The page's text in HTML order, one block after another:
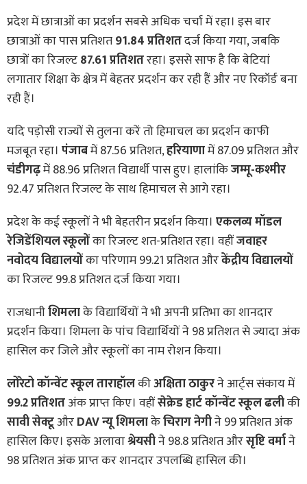
प्रदेश में छात्राओं का प्रदर्शन सबसे अधिक चर्चा में रहा। इस बार
छात्राओं का पास प्रतिशत91.84 प्रतिशतदर्ज किया गया, जबकि
छात्रों का रिजल्ट87.61 प्रतिशतरहा। इससे साफ है कि बेटियां
लगातार शिक्षा के क्षेत्र में बेहतर प्रदर्शन कर रही हैं और नए रिकॉर्ड बना
रही हैं।
यदि पड़ोसी राज्यों से तुलना करें तो हिमाचल का प्रदर्शन काफी
मजबूत रहा। पंजाबमें 87.56 प्रतिशत,हरियाणामें 87.09 प्रतिशत और
चंडीगढ़में 88.96 प्रतिशत विद्यार्थी पास हुए। हालांकिजम्मू-कश्मीर
92.47 प्रतिशत रिजल्ट के साथ हिमाचल से आगे रहा।
प्रदेश के कई स्कूलों ने भी बेहतरीन प्रदर्शन किया। एकलव्य मॉडल
रेजिडेंशियल स्कूलोंका रिजल्ट शत-प्रतिशत रहा। वहींजवाहर
नवोदय विद्यालयोंका परिणाम 99.21 प्रतिशत औरकेंद्रीय विद्यालयों
का रिजल्ट 99.8 प्रतिशत दर्ज किया गया।
राजधानीशिमलाके विद्यार्थियों ने भी अपनी प्रतिभा का शानदार
प्रदर्शन किया। शिमला के पांच विद्यार्थियों ने 98 प्रतिशत से ज्यादा अंक
हासिल कर जिले और स्कूलों का नाम रोशन किया।
लोरेटो कॉन्वेंट स्कूल ताराहॉलकीअक्षिता ठाकुरने आर्ट्स संकाय में
99.2 प्रतिशतअंक प्राप्त किए। वहींसेक्रेड हार्ट कॉन्वेंट स्कूल ढलीकी
सावी सेक्टूऔरDAV न्यू शिमलाकेचिराग नेगीने 99 प्रतिशत अंक
हासिल किए। इसके अलावाश्रेयसीने 98.8 प्रतिशत औरसृष्टि वर्माने
98 प्रतिशत अंक प्राप्त कर शानदार उपलब्धि हासिल की।